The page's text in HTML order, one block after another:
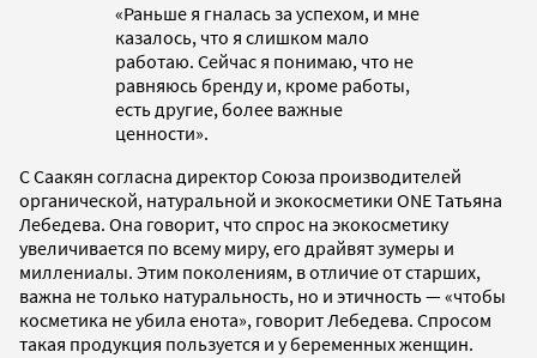
«Раньше я гналась за успехом, и мне
казалось, что я слишком мало
работаю. Сейчас я понимаю, что не
равняюсь бренду и, кроме работы,
есть другие, более важные
ценности».
С Саакян согласна директор Союза производителей
органической, натуральной и экокосметики ONE Татьяна
Лебедева. Она говорит, что спрос на экокосметику
увеличивается по всему миру, его драйвят зумеры и
миллениалы. Этим поколениям, в отличие от старших,
важна не только натуральность, но и этичность — «чтобы
косметика не убила енота», говорит Лебедева. Спросом
такая продукция пользуется и у беременных женщин.